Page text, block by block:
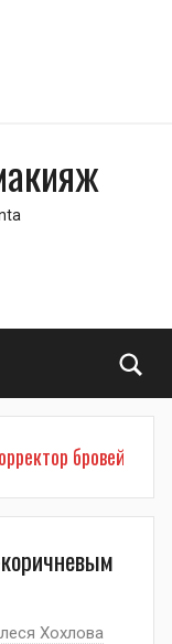
бровей
Хохлова